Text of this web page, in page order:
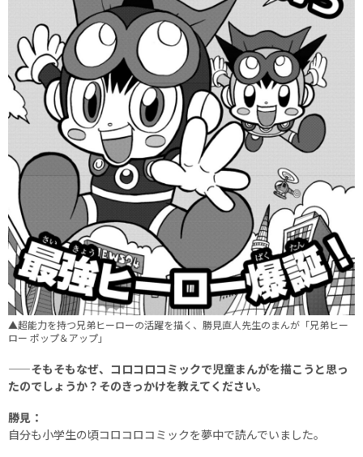
▲超能力を持つ兄弟ヒーローの活躍を描く、勝見直人先生のまんが「兄弟ヒー
ロー ポップ＆アップ」
——そもそもなぜ、コロコロコミックで児童まんがを描こうと思っ
たのでしょうか？そのきっかけを教えてください。
勝見：
自分も小学生の頃コロコロコミックを夢中で読んでいました。